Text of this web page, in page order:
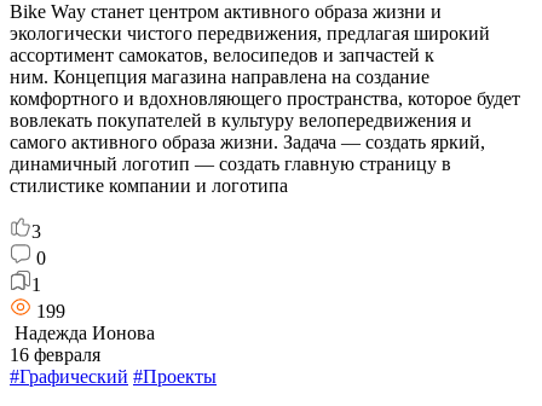
Bike Way станет центром активного образа жизни и
экологически чистого передвижения, предлагая широкий
ассортимент самокатов, велосипедов и запчастей к
ним. Концепция магазина направлена на создание
комфортного и вдохновляющего пространства, которое будет
вовлекать покупателей в культуру велопередвижения и
самого активного образа жизни. Задача — создать яркий,
динамичный логотип — создать главную страницу в
стилистике компании и логотипа
3
0
1
199
Надежда Ионова
16 февраля
#Графический #Проекты